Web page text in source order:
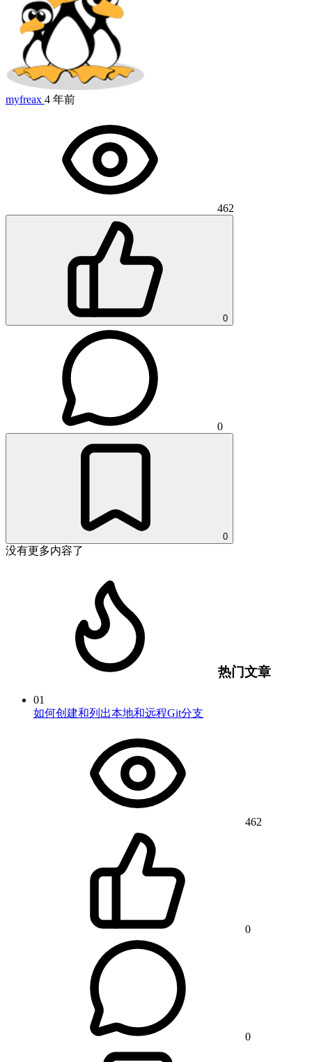
myfreax 4 年前
462
0
0
0
没有更多内容了
热门文章
01
如何创建和列出本地和远程Git分支
462
0
0